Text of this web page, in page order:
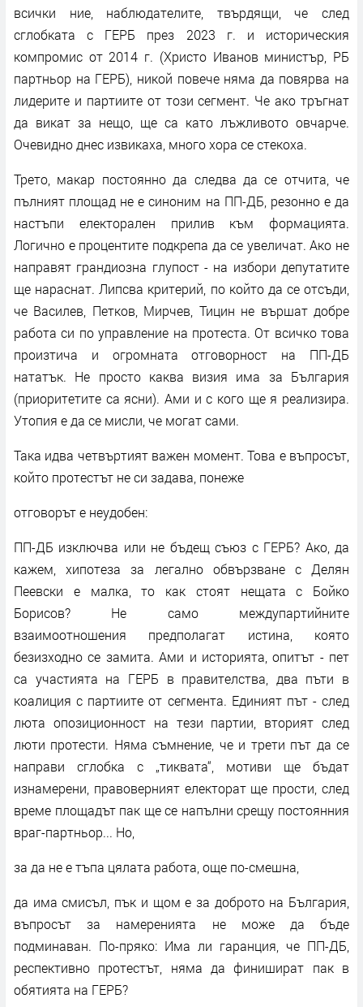
всички ние, наблюдателите, твърдящи, че след
сглобката с ГЕРБ през 2023 г. и историческия
компромис от 2014 г. (Христо Иванов министър, РБ
партньор на ГЕРБ), никой повече няма да повярва на
лидерите и партиите от този сегмент. Че ако тръгнат
да викат за нещо, ще са като лъжливото овчарче.
Очевидно днес извикаха, много хора се стекоха.
Трето, макар постоянно да следва да се отчита, че
пълният площад не е синоним на ПП-ДБ, резонно е да
настъпи електорален прилив към формацията.
Логично е процентите подкрепа да се увеличат. Ако не
направят грандиозна глупост - на избори депутатите
ще нараснат. Липсва критерий, по който да се отсъди,
че Василев, Петков, Мирчев, Тицин не вършат добре
работа си по управление на протеста. От всичко това
произтича и огромната отговорност на ПП-ДБ
нататък. Не просто каква визия има за България
(приоритетите са ясни). Ами и с кого ще я реализира.
Утопия е да се мисли, че могат сами.
Така идва четвъртият важен момент. Това е въпросът,
който протестът не си задава, понеже
отговорът е неудобен:
ПП-ДБ изключва или не бъдещ съюз с ГЕРБ? Ако, да
кажем, хипотеза за легално обвързване с Делян
Пеевски е малка, то как стоят нещата с Бойко
Борисов? Не само междупартийните
взаимоотношения предполагат истина, която
безизходно се замита. Ами и историята, опитът - пет
са участията на ГЕРБ в правителства, два пъти в
коалиция с партиите от сегмента. Единият път - след
люта опозиционност на тези партии, вторият след
люти протести. Няма съмнение, че и трети път да се
направи сглобка с „тиквата“, мотиви ще бъдат
изнамерени, правоверният електорат ще прости, след
време площадът пак ще се напълни срещу постоянния
враг-партньор... Но,
за да не е тъпа цялата работа, още по-смешна,
да има смисъл, пък и щом е за доброто на България,
въпросът за намеренията не може да бъде
подминаван. По-пряко: Има ли гаранция, че ПП-ДБ,
респективно протестът, няма да финишират пак в
обятията на ГЕРБ?